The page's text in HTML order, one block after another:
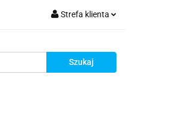
Strefa klienta
Zarejestruj się